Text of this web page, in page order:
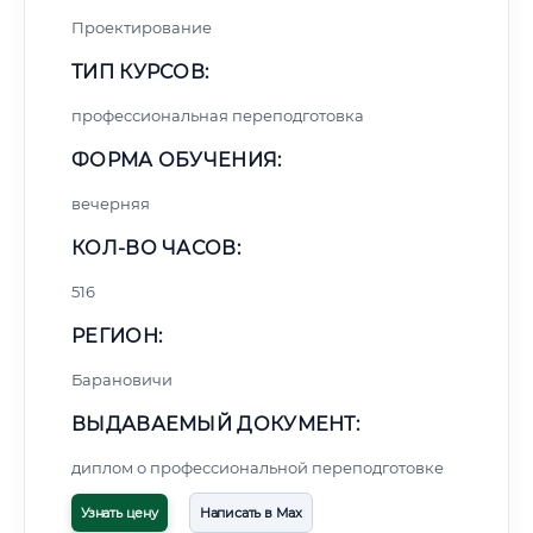
Проектирование
ТИП КУРСОВ:
профессиональная переподготовка
ФОРМА ОБУЧЕНИЯ:
вечерняя
КОЛ-ВО ЧАСОВ:
516
РЕГИОН:
Барановичи
ВЫДАВАЕМЫЙ ДОКУМЕНТ:
диплом о профессиональной переподготовке
Узнать цену Написать в Max